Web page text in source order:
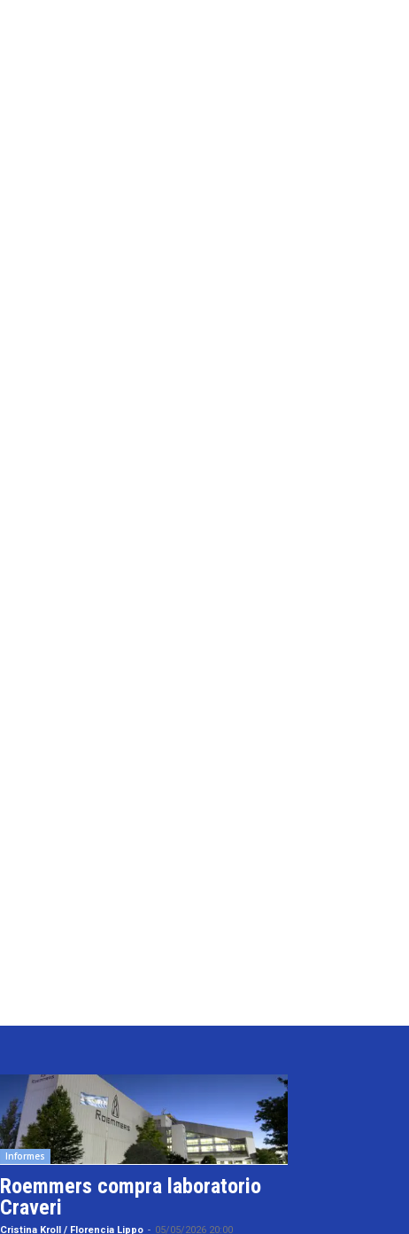
Informes
Roemmers compra laboratorio
Craveri
Cristina Kroll / Florencia Lippo - 05/05/2026 20:00